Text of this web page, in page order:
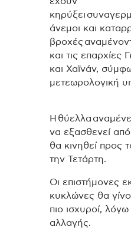
κηρύξει
άνεμοι και
βροχές
και τις επαρχίες
και Χαϊνάν,
μετεωρολογική
Η θύελλα
να εξασθενεί
θα κινηθεί προς
την Τετάρτη.
Οι επιστήμονες
κυκλώνες θα
πιο ισχυροί, λόγω
αλλαγής.